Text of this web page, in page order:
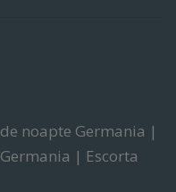
noapte Germania |
| Escorta